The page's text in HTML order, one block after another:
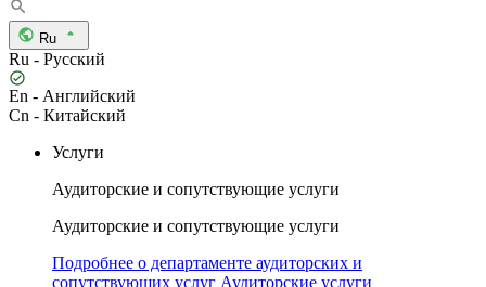
Ru
Ru - Русский
En - Английский
Cn - Китайский
Услуги
Аудиторские и сопутствующие услуги
Аудиторские и сопутствующие услуги
Подробнее о департаменте аудиторских и
сопутствующих услуг Аудиторские услуги